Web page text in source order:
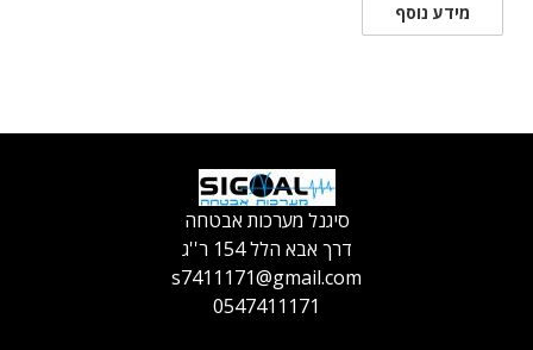
מידע נוסף
סיגנל מערכות אבטחה
דרך אבא הלל 154 ר''ג
s7411171@gmail.com
0547411171